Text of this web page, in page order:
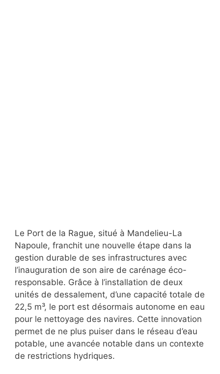
Le Port de la Rague, situé à Mandelieu-La
Napoule, franchit une nouvelle étape dans la
gestion durable de ses infrastructures avec
l’inauguration de son aire de carénage éco-
responsable. Grâce à l’installation de deux
unités de dessalement, d’une capacité totale de
22,5 m³, le port est désormais autonome en eau
pour le nettoyage des navires. Cette innovation
permet de ne plus puiser dans le réseau d’eau
potable, une avancée notable dans un contexte
de restrictions hydriques.